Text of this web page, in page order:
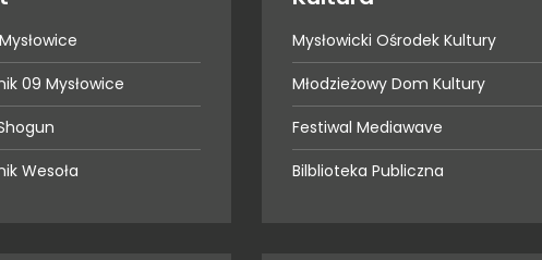
09 Mysłowice
Wesoła
Mysłowicki Ośrodek Kultury
Młodzieżowy Dom Kultury
Festiwal Mediawave
Bilblioteka Publiczna